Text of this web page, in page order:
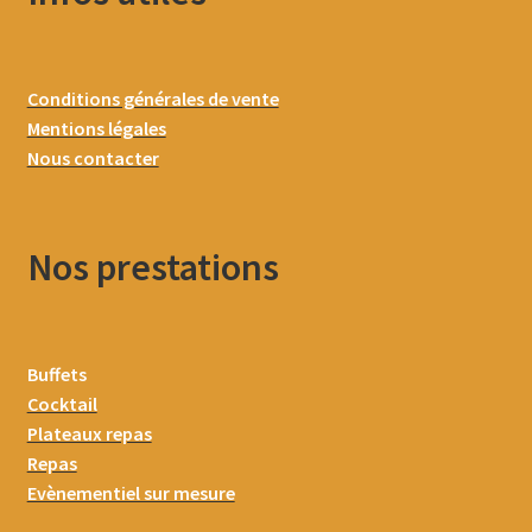
Conditions générales de vente
Mentions légales
Nous contacter
Nos prestations
Buffets
Cocktail
Plateaux repas
Repas
Evènementiel sur mesure